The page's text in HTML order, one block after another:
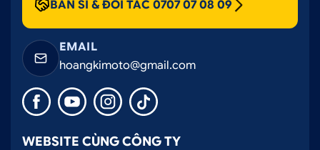
BÁN SỈ & ĐỐI TÁC 0707 07 08 09
EMAIL
hoangkimoto@gmail.com
WEBSITE CÙNG CÔNG TY